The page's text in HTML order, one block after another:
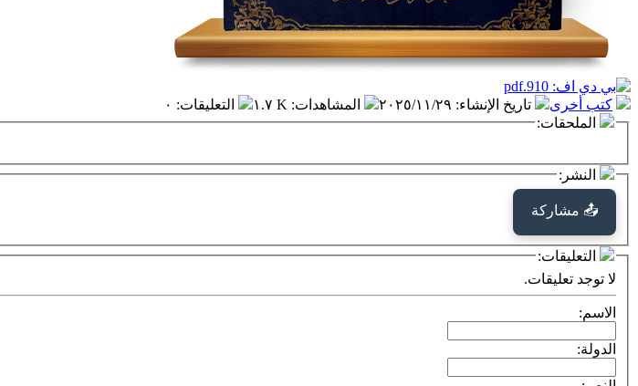
كتب أخرى تاريخ الإنشاء: ٢٠٢٥/١١/٢٩ المشاهدات: ١.٧ K التعليقات: ٠
الملحقات:
النشر:
📤 مشاركة
التعليقات:
لا توجد تعليقات.
الاسم:
الدولة: